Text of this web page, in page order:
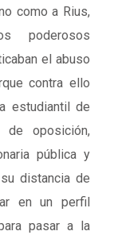
como a Rius,
poderosos
el abuso
contra ello
estudiantil de
de oposición,
pública y
distancia de
en un perfil
pasar a la